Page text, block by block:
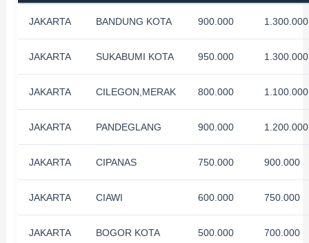
JAKARTA BANDUNG KOTA 900.000 1.300.000
JAKARTA SUKABUMI KOTA 950.000 1.300.000
JAKARTA CILEGON,MERAK 800.000 1.100.000
JAKARTA PANDEGLANG 900.000 1.200.000
JAKARTA CIPANAS 750.000 900.000
JAKARTA CIAWI 600.000 750.000
JAKARTA BOGOR KOTA 500.000 700.000